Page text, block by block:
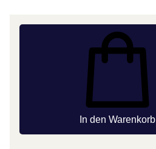
In den Warenkorb